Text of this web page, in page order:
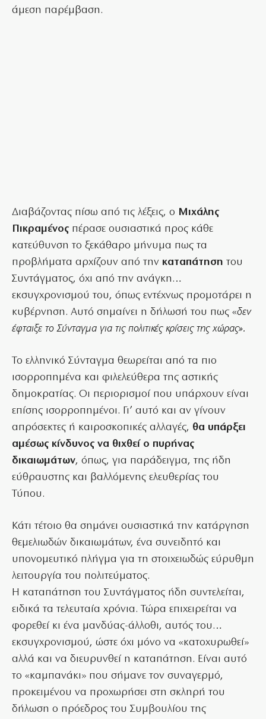
άμεση παρέμβαση.
Διαβάζοντας πίσω από τις λέξεις, ο Μιχάλης
Πικραμένος πέρασε ουσιαστικά προς κάθε
κατεύθυνση το ξεκάθαρο μήνυμα πως τα
προβλήματα αρχίζουν από την καταπάτηση του
Συντάγματος, όχι από την ανάγκη…
εκσυγχρονισμού του, όπως εντέχνως προμοτάρει η
κυβέρνηση. Αυτό σημαίνει η δήλωσή του πως «δεν
έφταιξε το Σύνταγμα για τις πολιτικές κρίσεις της χώρας».
Το ελληνικό Σύνταγμα θεωρείται από τα πιο
ισορροπημένα και φιλελεύθερα της αστικής
δημοκρατίας. Οι περιορισμοί που υπάρχουν είναι
επίσης ισορροπημένοι. Γι’ αυτό και αν γίνουν
απρόσεκτες ή καιροσκοπικές αλλαγές, θα υπάρξει
αμέσως κίνδυνος να θιχθεί ο πυρήνας
δικαιωμάτων, όπως, για παράδειγμα, της ήδη
εύθραυστης και βαλλόμενης ελευθερίας του
Τύπου.
Κάτι τέτοιο θα σημάνει ουσιαστικά την κατάργηση
θεμελιωδών δικαιωμάτων, ένα συνειδητό και
υπονομευτικό πλήγμα για τη στοιχειωδώς εύρυθμη
λειτουργία του πολιτεύματος.
Η καταπάτηση του Συντάγματος ήδη συντελείται,
ειδικά τα τελευταία χρόνια. Τώρα επιχειρείται να
φορεθεί κι ένα μανδύας-άλλοθι, αυτός του…
εκσυγχρονισμού, ώστε όχι μόνο να «κατοχυρωθεί»
αλλά και να διευρυνθεί η καταπάτηση. Είναι αυτό
το «καμπανάκι» που σήμανε τον συναγερμό,
προκειμένου να προχωρήσει στη σκληρή του
δήλωση ο πρόεδρος του Συμβουλίου της